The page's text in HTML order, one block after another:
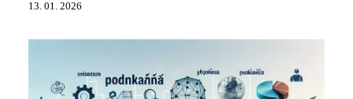
13. 01. 2026